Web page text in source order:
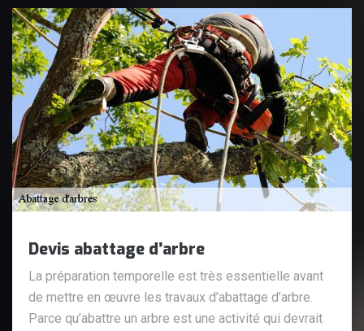
Devis abattage d’arbre
La préparation temporelle est très essentielle avant
de mettre en œuvre les travaux d’abattage d’arbre.
Parce qu’abattre un arbre est une activité qui devrait